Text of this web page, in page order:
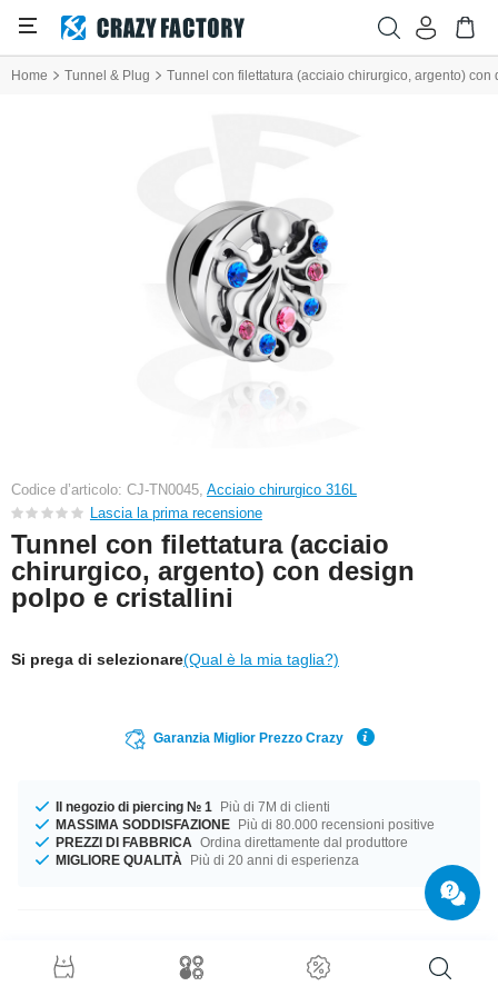
Home Tunnel & Plug Tunnel con filettatura (acciaio chirurgico, argento)
Codice d’articolo: CJ-TN0045, Acciaio chirurgico 316L
Lascia la prima recensione
Tunnel con filettatura (acciaio
chirurgico, argento) con design
polpo e cristallini
Si prega di selezionare(Qual è la mia taglia?)
Garanzia Miglior Prezzo Crazy
Il negozio di piercing № 1
Più di 7M di clienti
MASSIMA SODDISFAZIONE Più di 80.000 recensioni positive
PREZZI DI FABBRICA Ordina direttamente dal produttore
MIGLIORE QUALITÀ
Più di 20 anni di esperienza
Dettagli prodotto